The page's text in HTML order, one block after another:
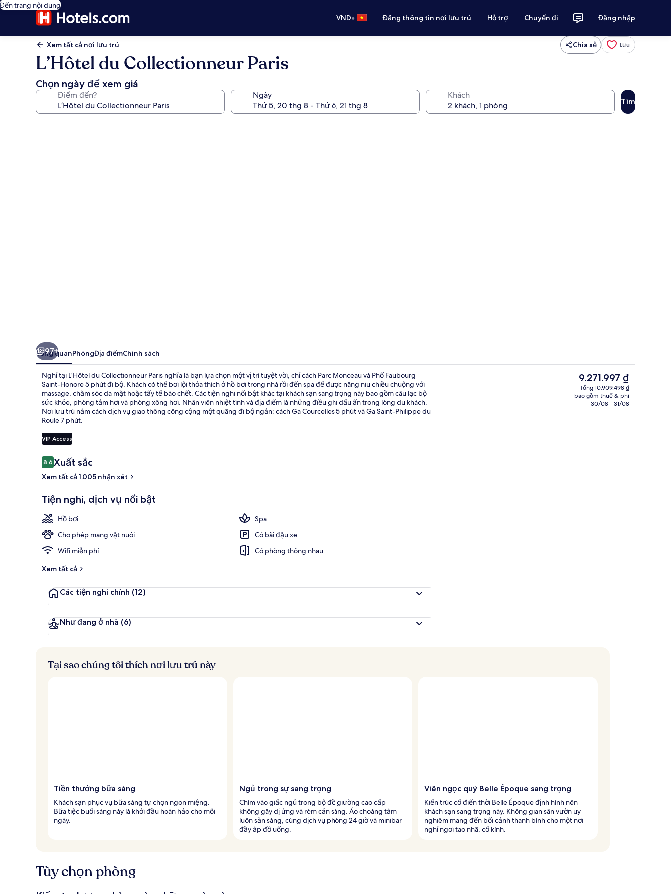
Đến trang nội dung
VND• Đăng thông tin nơi lưu trú Hỗ trợ Chuyến đi Đăng nhập
Xem tất cả nơi lưu trú Chia sẻ Lưu
L’Hôtel du Collectionneur Paris
Chọn ngày để xem giá
Điểm đến? Ngày Khách
Tìm
Bộ đồ giường cao cấp, minibar, két bảo mật tại phòng, bànQuầy tiếp tân
97+
Tổng quanPhòngĐịa điểmChính sách
Nghỉ tại L’Hôtel du Collectionneur Paris nghĩa là bạn lựa chọn một vị trí tuyệt vời, chỉ cách Parc Monceau và Phố Faubourg
Saint-Honore 5 phút đi bộ. Khách có thể bơi lội thỏa thích ở hồ bơi trong nhà rồi đến spa để được nâng niu chiều chuộng với
massage, chăm sóc da mặt hoặc tẩy tế bào chết. Các tiện nghi nổi bật khác tại khách sạn sang trọng này bao gồm câu lạc bộ
sức khỏe, phòng tắm hơi và phòng xông hơi. Nhân viên nhiệt tình và địa điểm là những điều ghi dấu ấn trong lòng du khách.
Nơi lưu trú nằm cách dịch vụ giao thông công cộng một quãng đi bộ ngắn: cách Ga Courcelles 5 phút và Ga Saint-Philippe du
Roule 7 phút.
VIP Access
Nhận
xét
8,68,6 trên 10,
Xuất sắc
Xem tất cả 1.005 nhận xét
Tiện nghi, dịch vụ nổi bật
Hồ bơi
Spa
Cho phép mang vật nuôi
Có bãi đậu xe
Wifi miễn phí
Có phòng thông nhau
Xem tất cả
Các tiện nghi chính (12)
Như đang ở nhà (6)
Giá
hiện
tại
9.271.997 ₫
Tổng 10.909.498 ₫
bao gồm thuế & phí
30/08 - 31/08
Tại sao chúng tôi thích nơi lưu trú này
Tiền thưởng bữa sáng
Khách sạn phục vụ bữa sáng tự chọn ngon miệng.
Bữa tiệc buổi sáng này là khởi đầu hoàn hảo cho mỗi
ngày.
Ngủ trong sự sang trọng
Chìm vào giấc ngủ trong bộ đồ giường cao cấp
không gây dị ứng và rèm cản sáng. Áo choàng tắm
luôn sẵn sàng, cùng dịch vụ phòng 24 giờ và minibar
đầy ắp đồ uống.
Viên ngọc quý Belle Époque sang trọng
Kiến trúc cổ điển thời Belle Époque định hình nên
khách sạn sang trọng này. Không gian sân vườn uy
nghiêm mang đến bối cảnh thanh bình cho một nơi
nghỉ ngơi tao nhã, cổ kính.
Tùy chọn phòng